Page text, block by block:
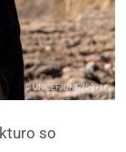
© UNICEF/UNI975971/
so